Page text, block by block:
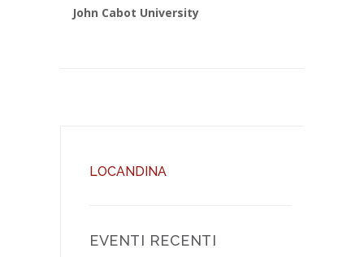
John Cabot University
LOCANDINA
EVENTI RECENTI